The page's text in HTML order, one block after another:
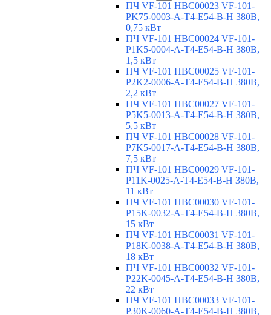
ПЧ VF-101 HBC00023 VF-101-
PK75-0003-A-T4-E54-B-H 380В,
0,75 кВт
ПЧ VF-101 HBC00024 VF-101-
P1K5-0004-A-T4-E54-B-H 380В,
1,5 кВт
ПЧ VF-101 HBC00025 VF-101-
P2K2-0006-A-T4-E54-B-H 380В,
2,2 кВт
ПЧ VF-101 HBC00027 VF-101-
P5K5-0013-A-T4-E54-B-H 380В,
5,5 кВт
ПЧ VF-101 HBC00028 VF-101-
P7K5-0017-A-T4-E54-B-H 380В,
7,5 кВт
ПЧ VF-101 HBC00029 VF-101-
P11K-0025-A-T4-E54-B-H 380В,
11 кВт
ПЧ VF-101 HBC00030 VF-101-
P15K-0032-A-T4-E54-B-H 380В,
15 кВт
ПЧ VF-101 HBC00031 VF-101-
P18K-0038-A-T4-E54-B-H 380В,
18 кВт
ПЧ VF-101 HBC00032 VF-101-
P22K-0045-A-T4-E54-B-H 380В,
22 кВт
ПЧ VF-101 HBC00033 VF-101-
P30K-0060-A-T4-E54-B-H 380В,